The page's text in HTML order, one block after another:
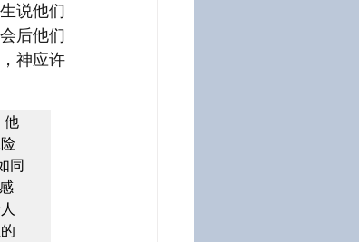
说他们
后他们
神应许
他
同